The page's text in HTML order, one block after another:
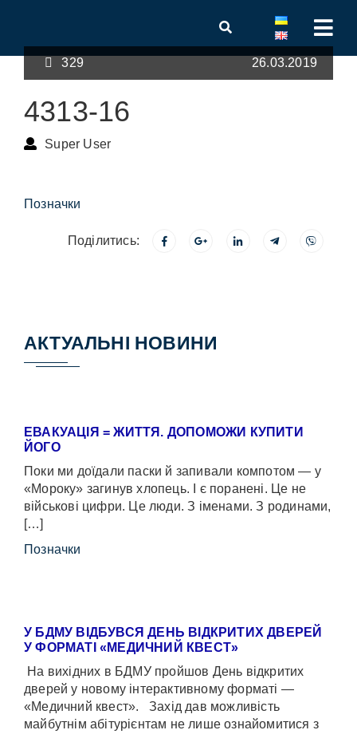
329 26.03.2019
4313-16
Super User
Позначки
Поділитись:
АКТУАЛЬНІ НОВИНИ
ЕВАКУАЦІЯ = ЖИТТЯ. ДОПОМОЖИ КУПИТИ
ЙОГО
Поки ми доїдали паски й запивали компотом — у
«Мороку» загинув хлопець. І є поранені. Це не
військові цифри. Це люди. З іменами. З родинами,
[…]
Позначки
У БДМУ ВІДБУВСЯ ДЕНЬ ВІДКРИТИХ ДВЕРЕЙ
У ФОРМАТІ «МЕДИЧНИЙ КВЕСТ»
На вихідних в БДМУ пройшов День відкритих
дверей у новому інтерактивному форматі —
«Медичний квест». Захід дав можливість
майбутнім абітурієнтам не лише ознайомитися з